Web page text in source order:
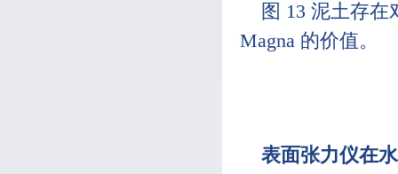
图 13 泥土存
Magna 的价值。
表面张力仪在